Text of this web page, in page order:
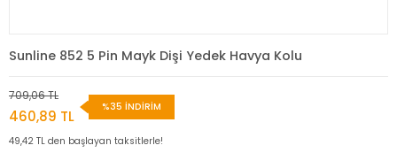
Sunline 852 5 Pin Mayk Dişi Yedek Havya Kolu
709,06 TL
460,89 TL
%35 İNDİRİM
49,42 TL den başlayan taksitlerle!